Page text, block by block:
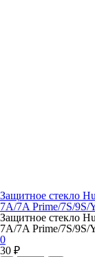
Защитное стекло
7A/7A Prime/7S/9S/
Защитное стекло
7A/7A Prime/7S/9S/
0
30 ₽